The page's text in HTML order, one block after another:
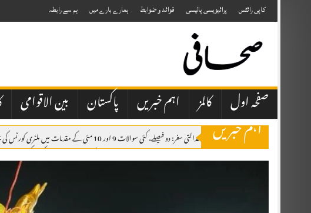
to
content
کاپی رائٹس پرائیویسی پالیسی قوائد و ضوابط ہمارے بارے میں ہم سے رابطہ
صفحہ اول کالمز اہم خبریں پاکستان بین الاقوامی
اہم خبریں
جسٹس مسرت ہلالی کا عدالتی سفر: دو فیصلے، کئی سوالات 9 اور 10 مئی کے مقدمات میں ملٹری کورٹس کی بحالی کی اجازت دی، تاہم حکومت کو پابند کیا کہ ملٹری کورٹس سے سزا پانے والے افراد کو 45 دن کے اندر ہائی کورٹ میں آزادانہ اپیل کا حق دیا جائے۔
راجہ فاروق حیدر کی چناری، چکوٹھی آمد، شاندار استقبال، اظہارِ تشکر ریلی الیکشن کمیشن نے